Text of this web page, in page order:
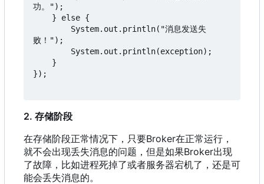
功。");
败！");
});
2. 存储阶段
在存储阶段正常情况下 ， 只要Broker在正常运行 ，
就不会出现丢失消息的问题 ， 但是如果Broker出现
了故障 ， 比如进程死掉了或者服务器宕机了 ， 还是可
能会丢失消息的。